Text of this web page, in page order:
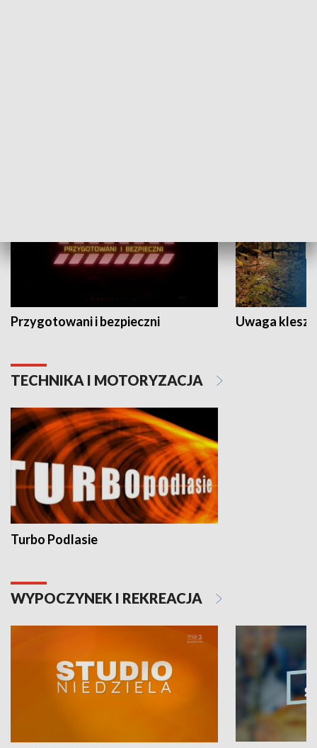
Przygotowani i bezpieczni Uwaga
TECHNIKA I MOTORYZACJA
Turbo Podlasie
WYPOCZYNEK I REKREACJA